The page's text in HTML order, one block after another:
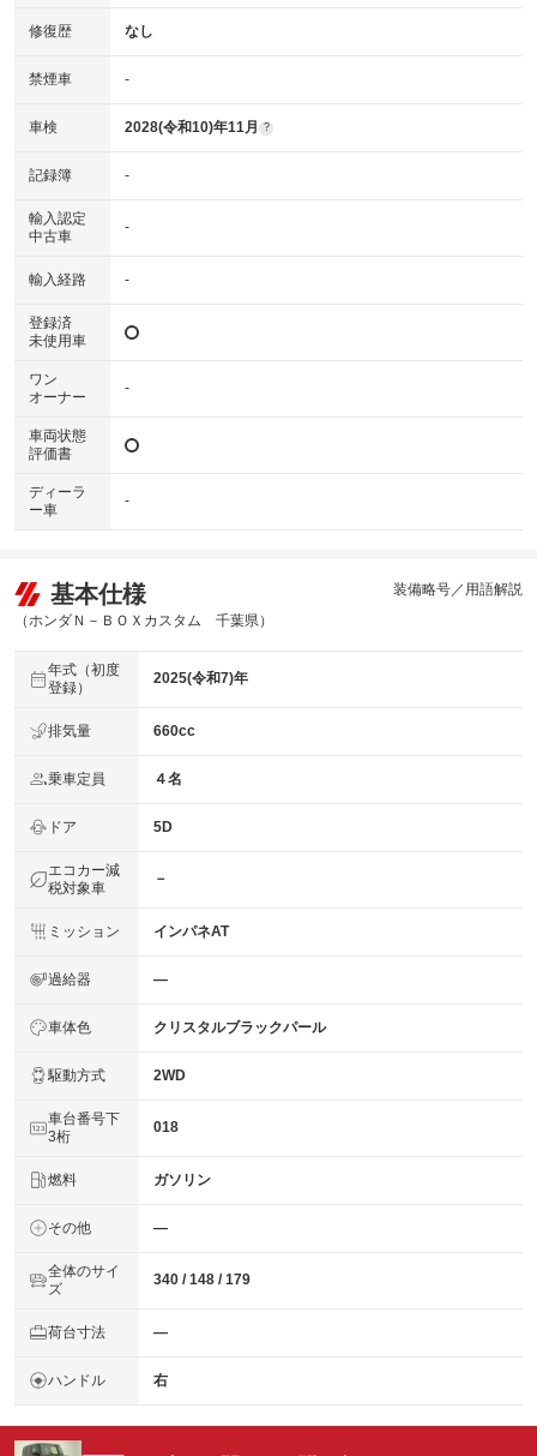
修復歴 なし
禁煙車 -
車検 2028(令和10)年11月 ?
記録簿 -
輸入認定
中古車
-
輸入経路 -
登録済
未使用車
ワン
オーナー
-
車両状態
評価書
ディーラ
ー車
-
基本仕様
（ホンダＮ－ＢＯＸカスタム 千葉県）
装備略号／用語解説
年式（初度
登録）
2025(令和7)年
排気量 660cc
乗車定員 ４名
ドア 5D
エコカー減
税対象車
－
ミッション インパネAT
過給器 ―
車体色 クリスタルブラックパール
駆動方式 2WD
車台番号下
3桁
018
燃料 ガソリン
その他 ―
全体のサイ
ズ
340 / 148 / 179
荷台寸法 ―
ハンドル 右